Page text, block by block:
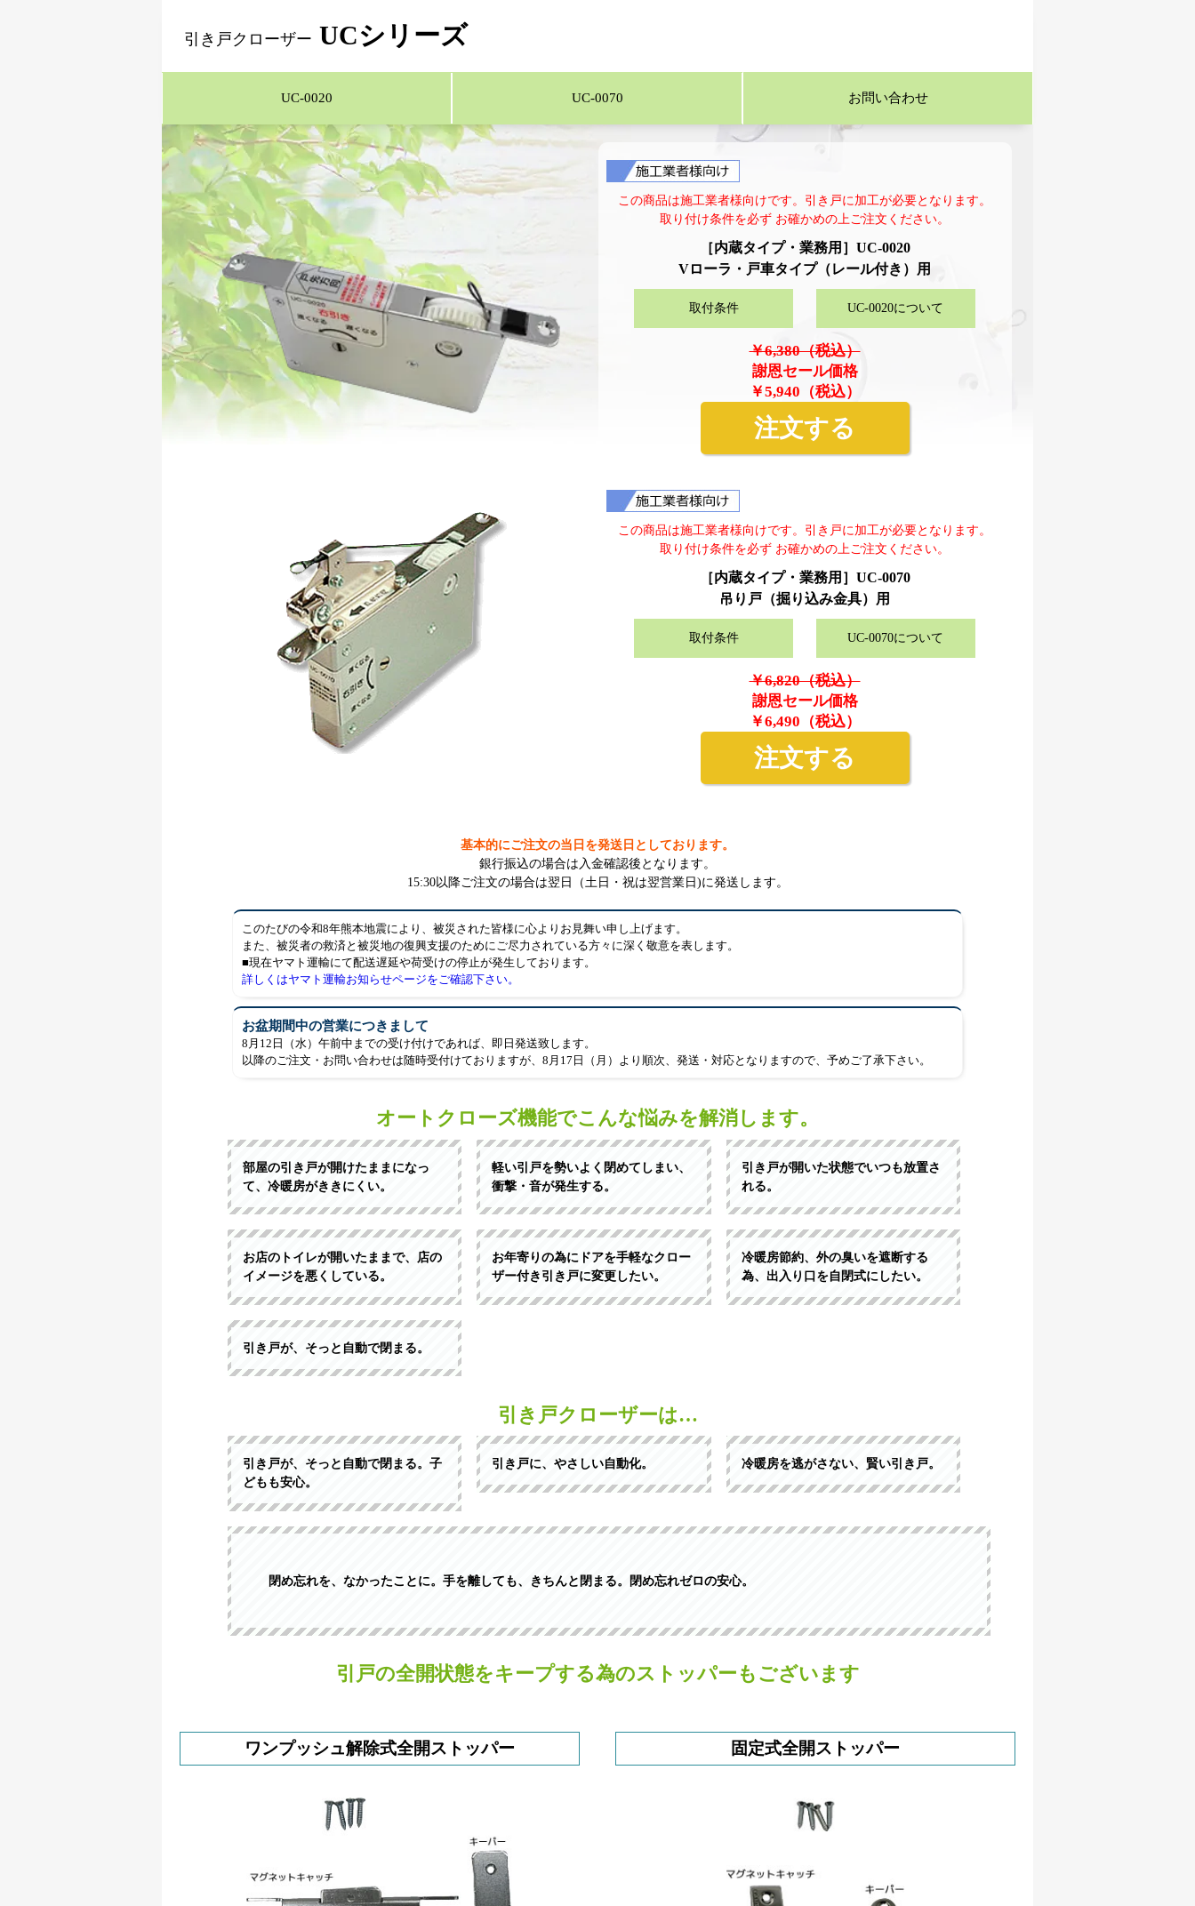
引き戸クローザー UCシリーズ
UC-0020 UC-0070 お問い合わせ
この商品は施工業者様向けです。引き戸に加工が必要となります。
取り付け条件を必ず お確かめの上ご注文ください。
［内蔵タイプ・業務用］UC-0020
Vローラ・戸車タイプ（レール付き）用
取付条件 UC-0020について
￥6,380（税込）
謝恩セール価格
￥5,940（税込）
注文する
この商品は施工業者様向けです。引き戸に加工が必要となります。
取り付け条件を必ず お確かめの上ご注文ください。
［内蔵タイプ・業務用］UC-0070
吊り戸（掘り込み金具）用
取付条件 UC-0070について
￥6,820（税込）
謝恩セール価格
￥6,490（税込）
注文する
基本的にご注文の当日を発送日としております。
銀行振込の場合は入金確認後となります。
15:30以降ご注文の場合は翌日（土日・祝は翌営業日)に発送します。
このたびの令和8年熊本地震により、被災された皆様に心よりお見舞い申し上げます。
また、被災者の救済と被災地の復興支援のためにご尽力されている方々に深く敬意を表します。
■現在ヤマト運輸にて配送遅延や荷受けの停止が発生しております。
詳しくはヤマト運輸お知らせページをご確認下さい。
お盆期間中の営業につきまして
8月12日（水）午前中までの受け付けであれば、即日発送致します。
以降のご注文・お問い合わせは随時受付けておりますが、8月17日（月）より順次、発送・対応となりますので、予めご了承下さい。
オートクローズ機能でこんな悩みを解消します。
部屋の引き戸が開けたままになっ
て、冷暖房がききにくい。
軽い引戸を勢いよく閉めてしまい、
衝撃・音が発生する。
引き戸が開いた状態でいつも放置さ
れる。
お店のトイレが開いたままで、店の
イメージを悪くしている。
お年寄りの為にドアを手軽なクロー
ザー付き引き戸に変更したい。
冷暖房節約、外の臭いを遮断する
為、出入り口を自閉式にしたい。
引き戸が、そっと自動で閉まる。
引き戸クローザーは…
引き戸が、そっと自動で閉まる。子
どもも安心。
引き戸に、やさしい自動化。 冷暖房を逃がさない、賢い引き戸。
閉め忘れを、なかったことに。手を離しても、きちんと閉まる。閉め忘れゼロの安心。
引戸の全開状態をキープする為のストッパーもございます
ワンプッシュ解除式全開ストッパー 固定式全開ストッパー